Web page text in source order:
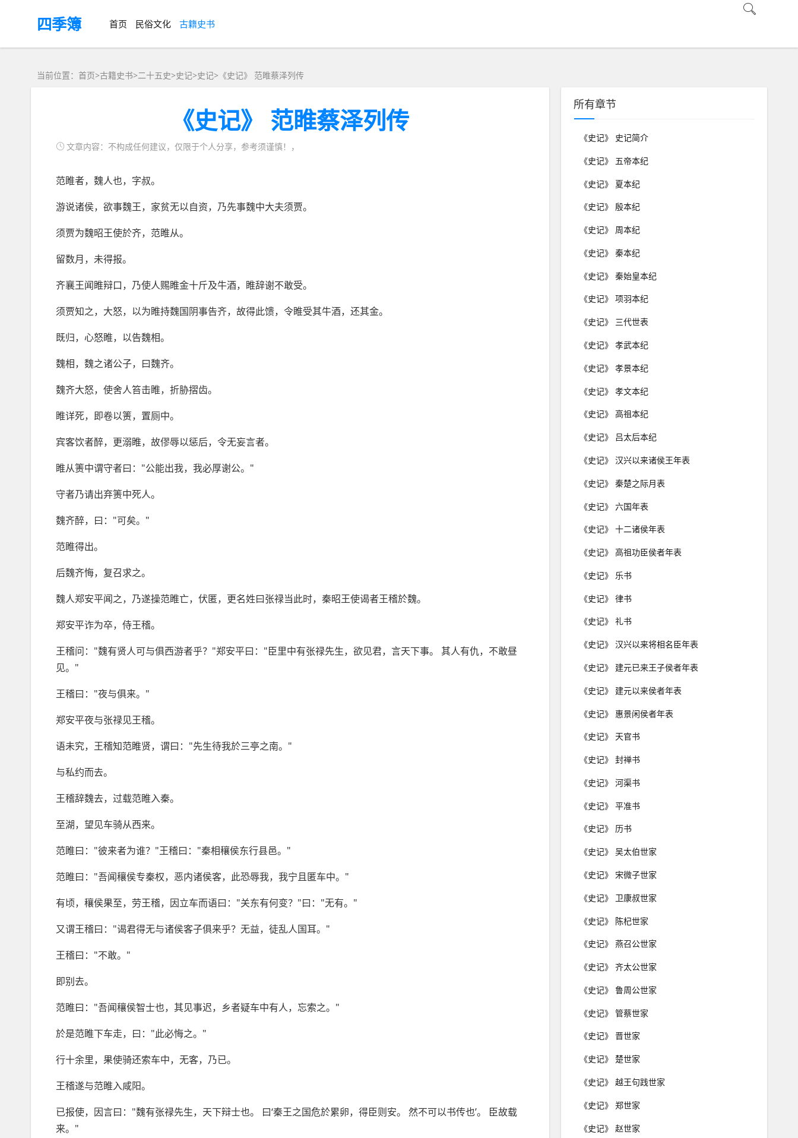
四季簿 首页 民俗文化 古籍史书
当前位置：首页>古籍史书>二十五史>史记>史记> 《史记》 范睢蔡泽列传
《史记》 范睢蔡泽列传
文章内容：不构成任何建议，仅限于个人分享，参考须谨慎！，
范睢者，魏人也，字叔。
游说诸侯，欲事魏王，家贫无以自资，乃先事魏中大夫须贾。
须贾为魏昭王使於齐，范睢从。
留数月，未得报。
齐襄王闻睢辩口，乃使人赐睢金十斤及牛酒，睢辞谢不敢受。
须贾知之，大怒，以为睢持魏国阴事告齐，故得此馈，令睢受其牛酒，还其金。
既归，心怒睢，以告魏相。
魏相，魏之诸公子，曰魏齐。
魏齐大怒，使舍人笞击睢，折胁摺齿。
睢详死，即卷以箦，置厕中。
宾客饮者醉，更溺睢，故僇辱以惩后，令无妄言者。
睢从箦中谓守者曰："公能出我，我必厚谢公。"
守者乃请出弃箦中死人。
魏齐醉，曰："可矣。"
范睢得出。
后魏齐悔，复召求之。
魏人郑安平闻之，乃遂操范睢亡，伏匿，更名姓曰张禄当此时，秦昭王使谒者王稽於魏。
郑安平诈为卒，侍王稽。
王稽问："魏有贤人可与俱西游者乎？"郑安平曰："臣里中有张禄先生，欲见君，言天下事。 其人有仇，不敢昼
见。"
王稽曰："夜与俱来。"
郑安平夜与张禄见王稽。
语未究，王稽知范睢贤，谓曰："先生待我於三亭之南。"
与私约而去。
王稽辞魏去，过载范睢入秦。
至湖，望见车骑从西来。
范睢曰："彼来者为谁？"王稽曰："秦相穰侯东行县邑。"
范睢曰："吾闻穰侯专秦权，恶内诸侯客，此恐辱我，我宁且匿车中。"
有顷，穰侯果至，劳王稽，因立车而语曰："关东有何变？"曰："无有。"
又谓王稽曰："谒君得无与诸侯客子俱来乎？无益，徒乱人国耳。"
王稽曰："不敢。"
即别去。
范睢曰："吾闻穰侯智士也，其见事迟，乡者疑车中有人，忘索之。"
於是范睢下车走，曰："此必悔之。"
行十余里，果使骑还索车中，无客，乃已。
王稽遂与范睢入咸阳。
已报使，因言曰："魏有张禄先生，天下辩士也。 曰‘秦王之国危於累卵，得臣则安。 然不可以书传也’。 臣故载
来。"
所有章节
《史记》 史记简介
《史记》 五帝本纪
《史记》 夏本纪
《史记》 殷本纪
《史记》 周本纪
《史记》 秦本纪
《史记》 秦始皇本纪
《史记》 项羽本纪
《史记》 三代世表
《史记》 孝武本纪
《史记》 孝景本纪
《史记》 孝文本纪
《史记》 高祖本纪
《史记》 吕太后本纪
《史记》 汉兴以来诸侯王年表
《史记》 秦楚之际月表
《史记》 六国年表
《史记》 十二诸侯年表
《史记》 高祖功臣侯者年表
《史记》 乐书
《史记》 律书
《史记》 礼书
《史记》 汉兴以来将相名臣年表
《史记》 建元已来王子侯者年表
《史记》 建元以来侯者年表
《史记》 惠景闲侯者年表
《史记》 天官书
《史记》 封禅书
《史记》 河渠书
《史记》 平准书
《史记》 历书
《史记》 吴太伯世家
《史记》 宋微子世家
《史记》 卫康叔世家
《史记》 陈杞世家
《史记》 燕召公世家
《史记》 齐太公世家
《史记》 鲁周公世家
《史记》 管蔡世家
《史记》 晋世家
《史记》 楚世家
《史记》 越王句践世家
《史记》 郑世家
《史记》 赵世家